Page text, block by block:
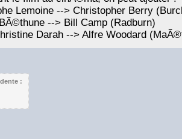
Lemoine --> Christopher Berry
--> Bill Camp (Radburn)
Darah --> Alfre Woodard
: